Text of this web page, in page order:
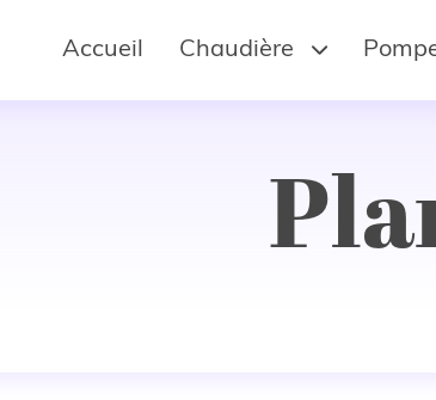
Accueil Chaudière